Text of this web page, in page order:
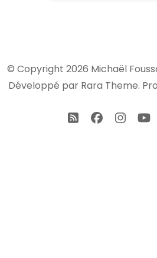
© Copyright 2026 Michaël
Développé par Rara Theme.